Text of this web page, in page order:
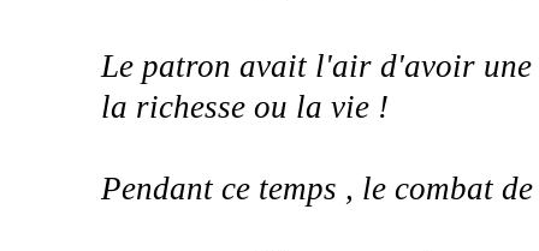
Le patron avait l'air d'avoir une
la richesse ou la vie !
Pendant ce temps , le combat